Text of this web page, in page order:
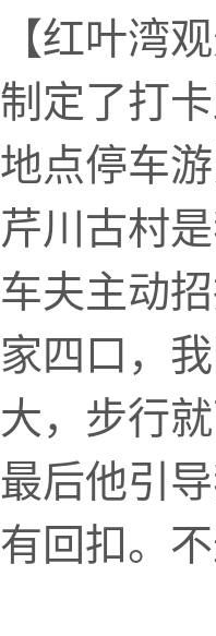
【红叶湾
制定了打
地点停车
芹川古村
车夫主动
家四口，
大，步行
最后他引
有回扣。